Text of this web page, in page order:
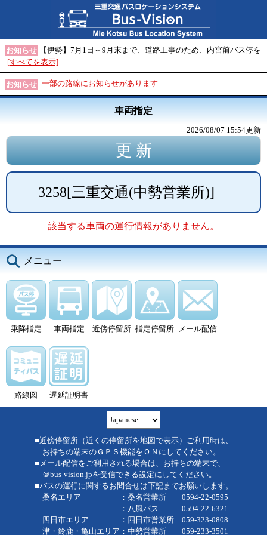
お知らせ
【伊勢】7月1日～9月末まで、道路工事のため、内宮前バス停を
[すべてを表示]
お知らせ 一部の路線にお知らせがあります
車両指定
2026/08/07 15:54更新
3258[三重交通(中勢営業所)]
該当する車両の運行情報がありません。
メニュー
乗降指定 車両指定 近傍停留所 指定停留所 メール配信
路線図 遅延証明書
■近傍停留所（近くの停留所を地図で表示）ご利用時は、
お持ちの端末のＧＰＳ機能をＯＮにしてください。
■メール配信をご利用される場合は、お持ちの端末で、
＠bus-vision.jpを受信できる設定にしてください。
■バスの運行に関するお問合せは下記までお願いします。
桑名エリア ：桑名営業所 0594-22-0595
：八風バス 0594-22-6321
四日市エリア ：四日市営業所 059-323-0808
津・鈴鹿・亀山エリア：中勢営業所 059-233-3501